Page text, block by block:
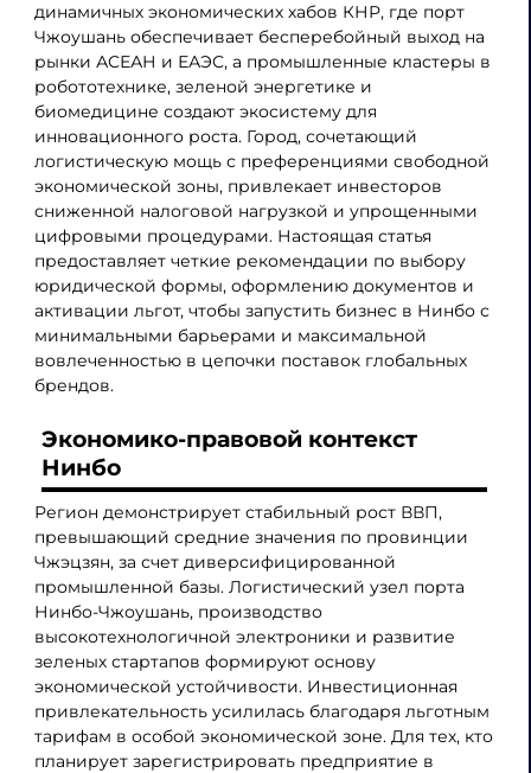
динамичных экономических хабов КНР, где порт
Чжоушань обеспечивает бесперебойный выход на
рынки АСЕАН и ЕАЭС, а промышленные кластеры в
робототехнике, зеленой энергетике и
биомедицине создают экосистему для
инновационного роста. Город, сочетающий
логистическую мощь с преференциями свободной
экономической зоны, привлекает инвесторов
сниженной налоговой нагрузкой и упрощенными
цифровыми процедурами. Настоящая статья
предоставляет четкие рекомендации по выбору
юридической формы, оформлению документов и
активации льгот, чтобы запустить бизнес в Нинбо с
минимальными барьерами и максимальной
вовлеченностью в цепочки поставок глобальных
брендов.
Экономико-правовой контекст
Нинбо
Регион демонстрирует стабильный рост ВВП,
превышающий средние значения по провинции
Чжэцзян, за счет диверсифицированной
промышленной базы. Логистический узел порта
Нинбо-Чжоушань, производство
высокотехнологичной электроники и развитие
зеленых стартапов формируют основу
экономической устойчивости. Инвестиционная
привлекательность усилилась благодаря льготным
тарифам в особой экономической зоне. Для тех, кто
планирует зарегистрировать предприятие в